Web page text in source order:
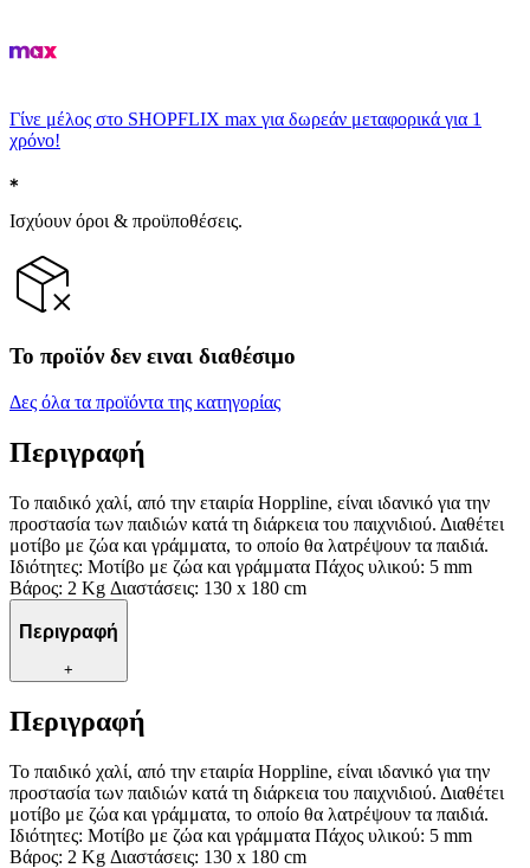
Γίνε μέλος στο SHOPFLIX max για δωρεάν μεταφορικά για 1
χρόνο!
Ισχύουν όροι & προϋποθέσεις.
Το προϊόν δεν ειναι διαθέσιμο
Δες όλα τα προϊόντα της κατηγορίας
Περιγραφή
Το παιδικό χαλί, από την εταιρία Hoppline, είναι ιδανικό για την
προστασία των παιδιών κατά τη διάρκεια του παιχνιδιού. Διαθέτει
μοτίβο με ζώα και γράμματα, το οποίο θα λατρέψουν τα παιδιά.
Ιδιότητες: Mοτίβο με ζώα και γράμματα Πάχος υλικού: 5 mm
Βάρος: 2 Kg Διαστάσεις: 130 x 180 cm
Περιγραφή
+
Περιγραφή
Το παιδικό χαλί, από την εταιρία Hoppline, είναι ιδανικό για την
προστασία των παιδιών κατά τη διάρκεια του παιχνιδιού. Διαθέτει
μοτίβο με ζώα και γράμματα, το οποίο θα λατρέψουν τα παιδιά.
Ιδιότητες: Mοτίβο με ζώα και γράμματα Πάχος υλικού: 5 mm
Βάρος: 2 Kg Διαστάσεις: 130 x 180 cm